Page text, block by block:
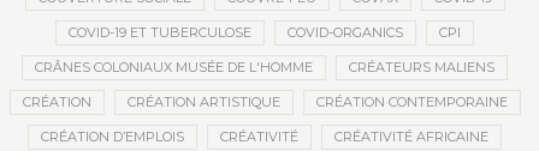
COVID-19 ET TUBERCULOSE COVID-ORGANICS CPI
CRÂNES COLONIAUX MUSÉE DE L'HOMME CRÉATEURS MALIENS
CRÉATION CRÉATION ARTISTIQUE CRÉATION CONTEMPORAINE
CRÉATION D’EMPLOIS CRÉATIVITÉ CRÉATIVITÉ AFRICAINE